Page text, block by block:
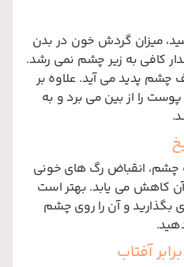
میزان گردش خون در بدن
کافی به زیر چشم نمی رشد.
چشم پدید می آید. علاوه بر
را از بین می برد و به
چشم، انقباض رگ های خونی
کاهش می یابد. بهتر است
بگذارید و آن را روی چشم